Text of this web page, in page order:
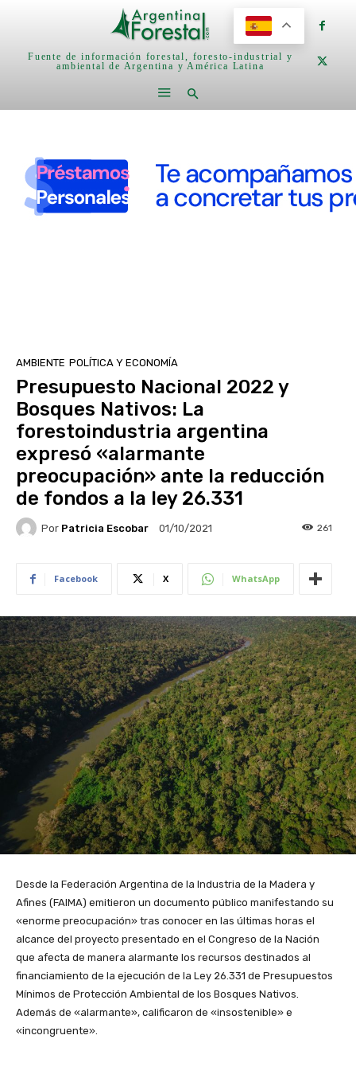
Fuente de información forestal, foresto-industrial y
ambiental de Argentina y América Latina
AMBIENTE POLÍTICA Y ECONOMÍA
Presupuesto Nacional 2022 y
Bosques Nativos: La
forestoindustria argentina
expresó «alarmante
preocupación» ante la reducción
de fondos a la ley 26.331
Por Patricia Escobar 01/10/2021 261
Facebook X WhatsApp
Desde la Federación Argentina de la Industria de la Madera y
Afines (FAIMA) emitieron un documento público manifestando su
«enorme preocupación» tras conocer en las últimas horas el
alcance del proyecto presentado en el Congreso de la Nación
que afecta de manera alarmante los recursos destinados al
financiamiento de la ejecución de la Ley 26.331 de Presupuestos
Mínimos de Protección Ambiental de los Bosques Nativos.
Además de «alarmante», calificaron de «insostenible» e
«incongruente».